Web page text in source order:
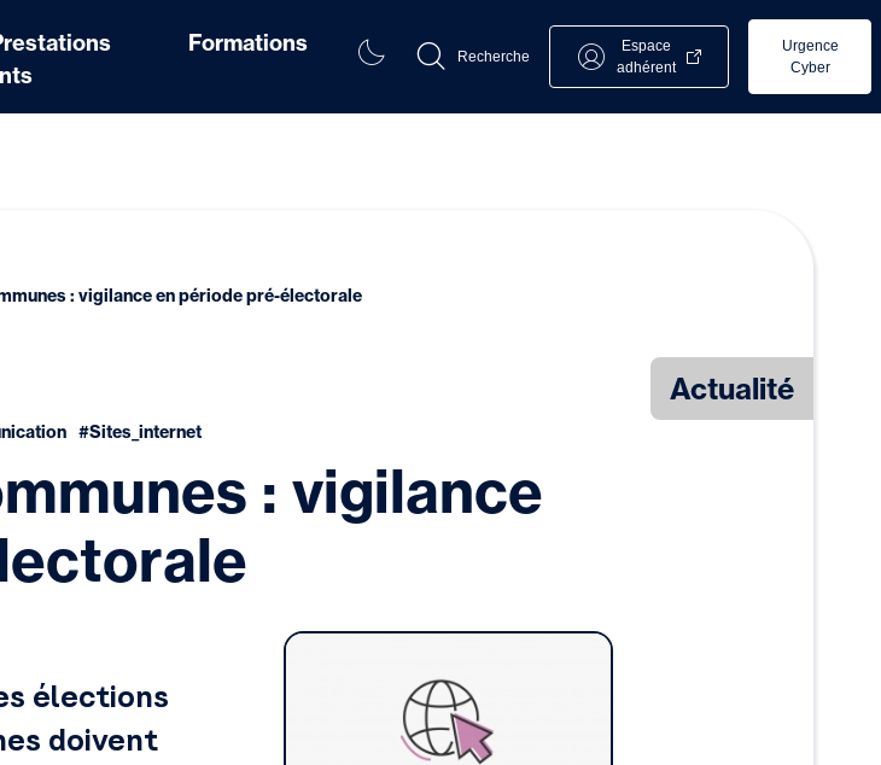
Formations
Recherche
Espace
adhérent
Urgence
Cyber
: vigilance en période pré-électorale
Actualité
#Sites_internet
: vigilance
élections
doivent